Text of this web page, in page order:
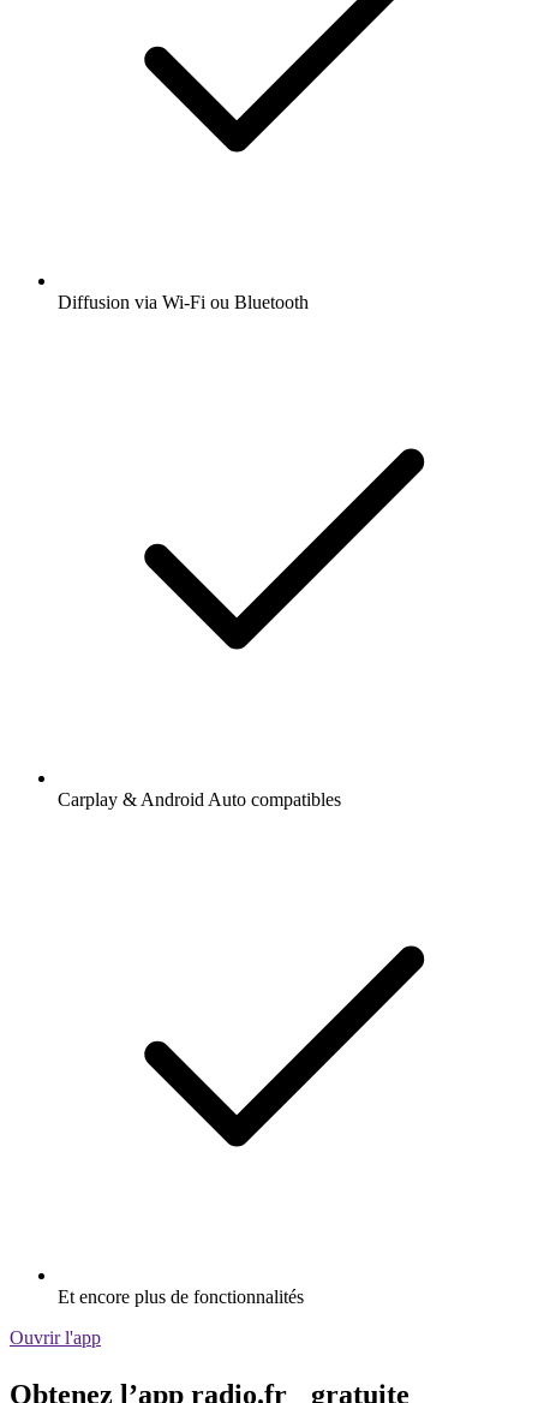
Diffusion via Wi-Fi ou Bluetooth
Carplay & Android Auto compatibles
Et encore plus de fonctionnalités
Ouvrir l'app
Obtenez l’app radio.fr gratuite